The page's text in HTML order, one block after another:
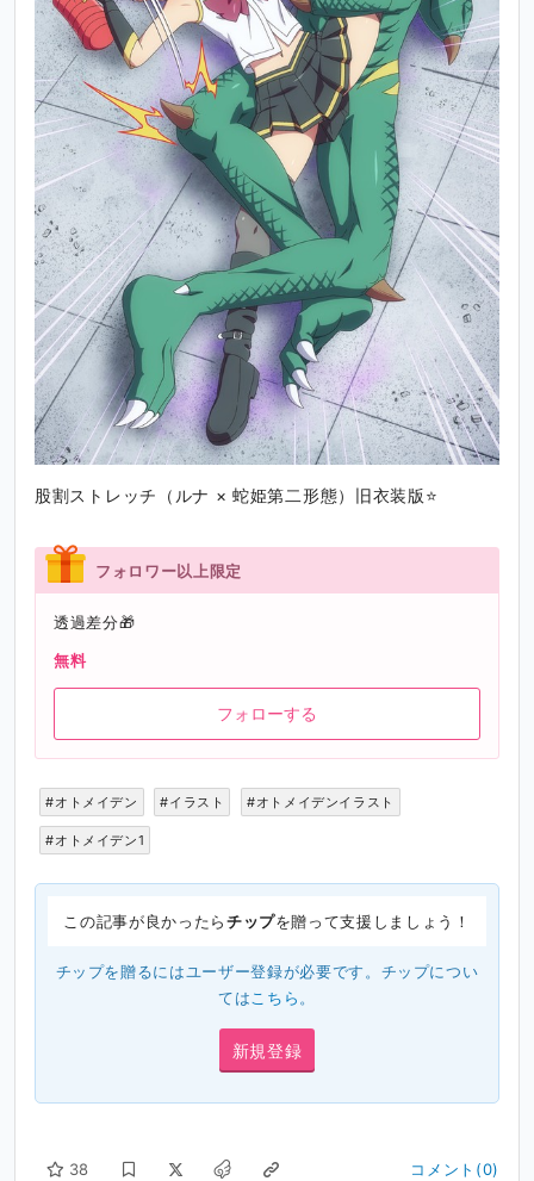
股割ストレッチ（ルナ × 蛇姫第二形態）旧衣装版⭐
フォロワー以上限定
透過差分🎁
無料
フォローする
#オトメイデン #イラスト #オトメイデンイラスト
#オトメイデン1
この記事が良かったらチップを贈って支援しましょう！
チップを贈るにはユーザー登録が必要です。チップについ
ては こちら 。
新規登録
38 コメント(0)